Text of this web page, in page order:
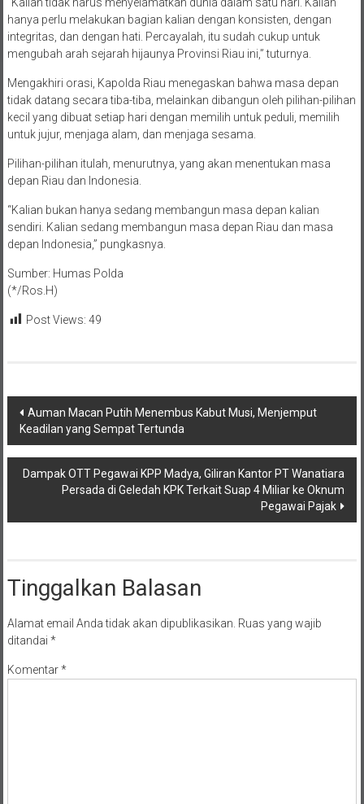
hanya perlu melakukan bagian kalian dengan konsisten, dengan
integritas, dan dengan hati. Percayalah, itu sudah cukup untuk
mengubah arah sejarah hijaunya Provinsi Riau ini,” tuturnya.
Mengakhiri orasi, Kapolda Riau menegaskan bahwa masa depan
tidak datang secara tiba-tiba, melainkan dibangun oleh pilihan-pilihan
kecil yang dibuat setiap hari dengan memilih untuk peduli, memilih
untuk jujur, menjaga alam, dan menjaga sesama.
Pilihan-pilihan itulah, menurutnya, yang akan menentukan masa
depan Riau dan Indonesia.
“Kalian bukan hanya sedang membangun masa depan kalian
sendiri. Kalian sedang membangun masa depan Riau dan masa
depan Indonesia,” pungkasnya.
Sumber: Humas Polda
(*/Ros.H)
Post Views: 49
Navigasi
pos
Auman Macan Putih Menembus Kabut Musi, Menjemput
Keadilan yang Sempat Tertunda
Dampak OTT Pegawai KPP Madya, Giliran Kantor PT Wanatiara
Persada di Geledah KPK Terkait Suap 4 Miliar ke Oknum
Pegawai Pajak
Tinggalkan Balasan
Alamat email Anda tidak akan dipublikasikan. Ruas yang wajib
ditandai *
Komentar*